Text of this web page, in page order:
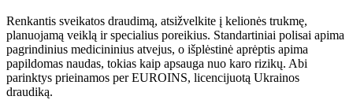
Renkantis sveikatos draudimą, atsižvelkite į kelionės trukmę,
planuojamą veiklą ir specialius poreikius. Standartiniai polisai apima
pagrindinius medicininius atvejus, o išplėstinė aprėptis apima
papildomas naudas, tokias kaip apsauga nuo karo rizikų. Abi
parinktys prieinamos per EUROINS, licencijuotą Ukrainos
draudiką.